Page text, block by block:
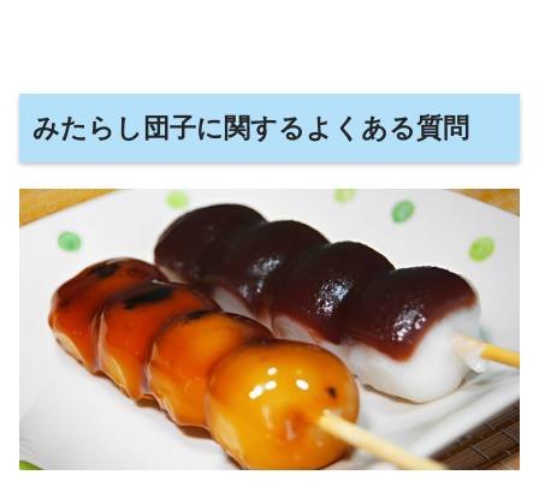
みたらし団子に関するよくある質問